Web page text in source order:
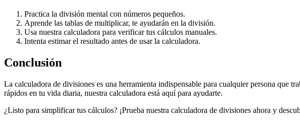
Practica la división mental con números pequeños.
Aprende las tablas de multiplicar, te ayudarán en la división.
Usa nuestra calculadora para verificar tus cálculos manuales.
Intenta estimar el resultado antes de usar la calculadora.
Conclusión
La calculadora de divisiones es una herramienta indispensable para cualquier persona que
rápidos en tu vida diaria, nuestra calculadora está aquí para ayudarte.
¿Listo para simplificar tus cálculos? ¡Prueba nuestra calculadora de divisiones ahora y